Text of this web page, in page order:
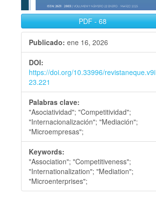
PDF-68
Publicado: ene 16, 2026
DOI:
https://doi.org/10.33996/revistaneque.v9i
23.221
Palabras clave:
"Asociatividad"; "Competitividad";
"Internacionalización"; "Mediación";
"Microempresas";
Keywords:
"Association"; "Competitiveness";
"Internationalization"; "Mediation";
"Microenterprises";